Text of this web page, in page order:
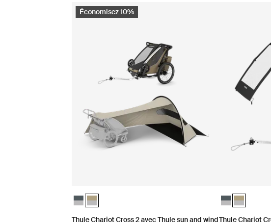
Économisez 10%
Thule Chariot Cross 2 avec Thule sun and wind tarp Ardoise
Thule Chariot Cross 2 avec Thule sun and wind tarp Kaki
Thule Chariot Cross 2 avec Thule sun and wind
Thule Chariot
Thule
Thule Chariot